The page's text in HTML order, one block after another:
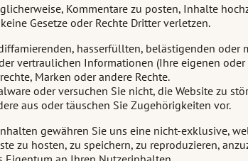
Kommentare zu posten, Inhalte
Gesetze oder Rechte Dritter verletzen.
hasserfüllten, belästigenden oder
vertraulichen Informationen (Ihre eigenen oder
Marken oder andere Rechte.
oder versuchen Sie nicht, die Website zu
aus oder täuschen Sie Zugehörigkeiten vor.
gewähren Sie uns eine nicht-exklusive,
zu hosten, zu speichern, zu reproduzieren,